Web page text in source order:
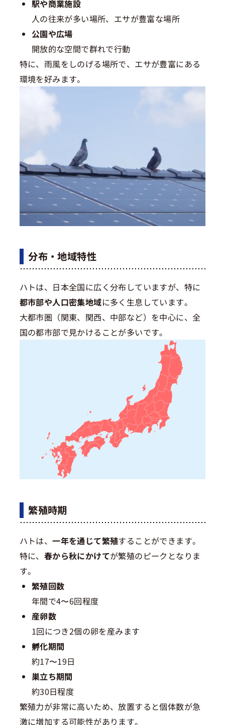
駅や商業施設
人の往来が多い場所、エサが豊富な場所
公園や広場
開放的な空間で群れで行動
特に、雨風をしのげる場所で、エサが豊富にある
環境を好みます。
分布・地域特性
ハトは、日本全国に広く分布していますが、特に
都市部や人口密集地域に多く生息しています。
大都市圏（関東、関西、中部など）を中心に、全
国の都市部で見かけることが多いです。
繁殖時期
ハトは、一年を通じて繁殖することができます。
特に、 春から秋にかけてが繁殖のピークとなりま
す。
繁殖回数
年間で4〜6回程度
産卵数
1回につき2個の卵を産みます
孵化期間
約17〜19日
巣立ち期間
約30日程度
繁殖力が非常に高いため、放置すると個体数が急
激に増加する可能性があります。